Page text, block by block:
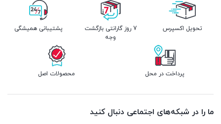
تحویل اکسپرس
7 روز گارانتی بازگشت
وجه
پشتیبانی همیشگی
پرداخت در محل محصولات اصل
ما را در شبکه‌های اجتماعی دنبال کنید